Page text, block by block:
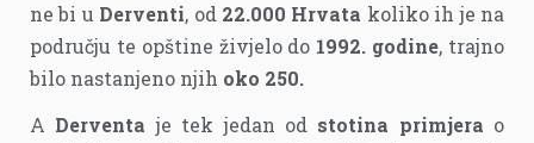
ne bi u Derventi, od 22.000 Hrvata koliko ih je na
području te opštine živjelo do 1992. godine, trajno
bilo nastanjeno njih oko 250.
A Derventa je tek jedan od stotina primjera o